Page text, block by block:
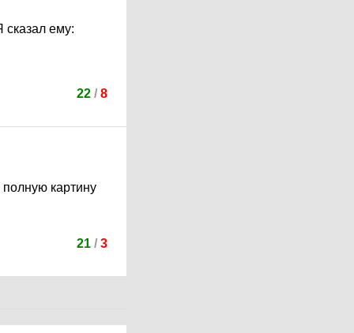
сказал ему:
22 / 8
картину
21 / 3